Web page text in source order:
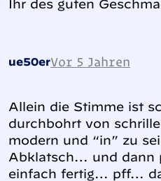
Ihr des guten
ue50erVor 5 Jahren
Allein die Stimme ist
durchbohrt von
modern und “in” zu
Abklatsch… und dann
einfach fertig… pff…